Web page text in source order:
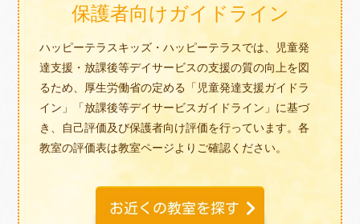
保護者向けガイドライン
ハッピーテラスキッズ・ハッピーテラスでは、児童発
達支援・放課後等デイサービスの支援の質の向上を図
るため、厚生労働省の定める「児童発達支援ガイドラ
イン」「放課後等デイサービスガイドライン」に基づ
き、自己評価及び保護者向け評価を行っています。各
教室の評価表は教室ページよりご確認ください。